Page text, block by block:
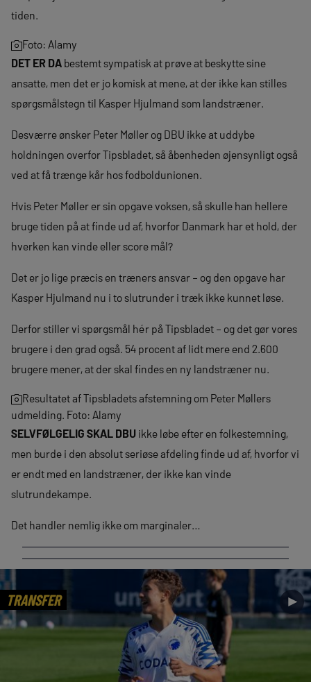
tiden.
Foto: Alamy
DET ER DA bestemt sympatisk at prøve at beskytte sine
ansatte, men det er jo komisk at mene, at der ikke kan stilles
spørgsmålstegn til Kasper Hjulmand som landstræner.
Desværre ønsker Peter Møller og DBU ikke at uddybe
holdningen overfor Tipsbladet, så åbenheden øjensynligt også
ved at få trænge kår hos fodboldunionen.
Hvis Peter Møller er sin opgave voksen, så skulle han hellere
bruge tiden på at finde ud af, hvorfor Danmark har et hold, der
hverken kan vinde eller score mål?
Det er jo lige præcis en træners ansvar – og den opgave har
Kasper Hjulmand nu i to slutrunder i træk ikke kunnet løse.
Derfor stiller vi spørgsmål hér på Tipsbladet – og det gør vores
brugere i den grad også. 54 procent af lidt mere end 2.600
brugere mener, at der skal findes en ny landstræner nu.
Resultatet af Tipsbladets afstemning om Peter Møllers
udmelding. Foto: Alamy
SELVFØLGELIG SKAL DBU ikke løbe efter en folkestemning,
men burde i den absolut seriøse afdeling finde ud af, hvorfor vi
er endt med en landstræner, der ikke kan vinde
slutrundekampe.
Det handler nemlig ikke om marginaler…
TRANSFER ►